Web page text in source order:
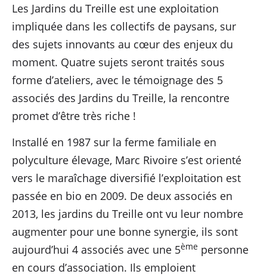
Les Jardins du Treille est une exploitation
impliquée dans les collectifs de paysans, sur
des sujets innovants au cœur des enjeux du
moment. Quatre sujets seront traités sous
forme d’ateliers, avec le témoignage des 5
associés des Jardins du Treille, la rencontre
promet d’être très riche !
Installé en 1987 sur la ferme familiale en
polyculture élevage, Marc Rivoire s’est orienté
vers le maraîchage diversifié l’exploitation est
passée en bio en 2009. De deux associés en
2013, les jardins du Treille ont vu leur nombre
augmenter pour une bonne synergie, ils sont
aujourd’hui 4 associés avec une 5ème personne
en cours d’association. Ils emploient